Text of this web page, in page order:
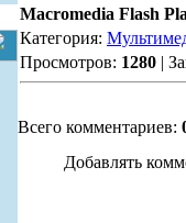
Macromedia Flash
Категория:
Просмотров: 1280|
Всего комментариев:
Добавлять